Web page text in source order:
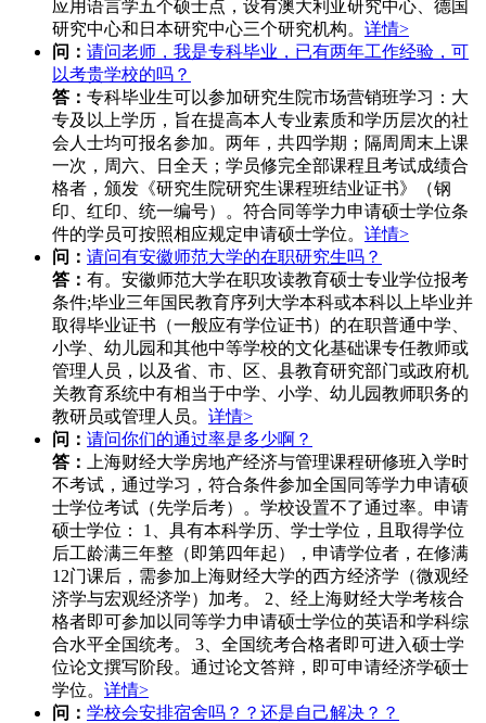
应用语言学五个硕士点，设有澳大利亚研究中心、德国
研究中心和日本研究中心三个研究机构。 详情>
问： 请问老师，我是专科毕业，已有两年工作经验，可
以考贵学校的吗？
答： 专科毕业生可以参加研究生院市场营销班学习：大
专及以上学历，旨在提高本人专业素质和学历层次的社
会人士均可报名参加。两年，共四学期；隔周周末上课
一次，周六、日全天；学员修完全部课程且考试成绩合
格者，颁发《研究生院研究生课程班结业证书》（钢
印、红印、统一编号）。符合同等学力申请硕士学位条
件的学员可按照相应规定申请硕士学位。 详情>
问： 请问有安徽师范大学的在职研究生吗？
答： 有。安徽师范大学在职攻读教育硕士专业学位报考
条件;毕业三年国民教育序列大学本科或本科以上毕业并
取得毕业证书（一般应有学位证书）的在职普通中学、
小学、幼儿园和其他中等学校的文化基础课专任教师或
管理人员，以及省、市、区、县教育研究部门或政府机
关教育系统中有相当于中学、小学、幼儿园教师职务的
教研员或管理人员。 详情>
问： 请问你们的通过率是多少啊？
答：
上海财经大学房地产经济与管理课程研修班入学时
不考试，通过学习，符合条件参加全国同等学力申请硕
士学位考试（先学后考）。学校设置不了通过率。申请
硕士学位： 1、具有本科学历、学士学位，且取得学位
后工龄满三年整（即第四年起），申请学位者，在修满
12门课后，需参加上海财经大学的西方经济学（微观经
济学与宏观经济学）加考。 2、经上海财经大学考核合
格者即可参加以同等学力申请硕士学位的英语和学科综
合水平全国统考。 3、全国统考合格者即可进入硕士学
位论文撰写阶段。通过论文答辩，即可申请经济学硕士
学位。 详情>
问： 学校会安排宿舍吗？？还是自己解决？？